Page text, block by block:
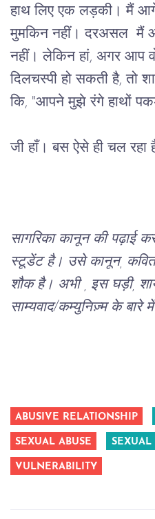
हाथ लिए एक लड़की। मैं
मुमकिन नहीं। दरअसल  मैं
नहीं। लेकिन हां, अगर आप
दिलचस्पी हो सकती है, तो
कि, "आपने मुझे रंगे हाथों
जी हाँ। बस ऐसे ही चल रहा
सागरिका कानून की पढ़ाई
स्टूडेंट है। उसे कानून,
शौक है। अभी , इस घड़ी,
साम्यवाद/कम्युनिज़्म के बारे
ABUSIVE RELATIONSHIP
SEXUAL ABUSE SEXUAL
VULNERABILITY